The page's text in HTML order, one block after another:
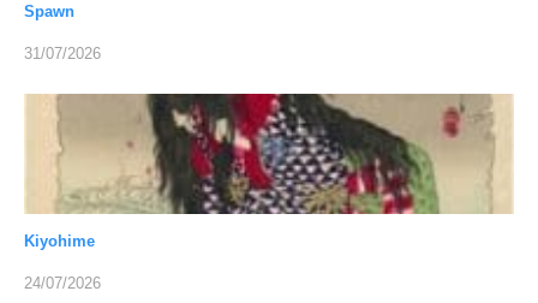
Spawn
31/07/2026
Kiyohime
24/07/2026